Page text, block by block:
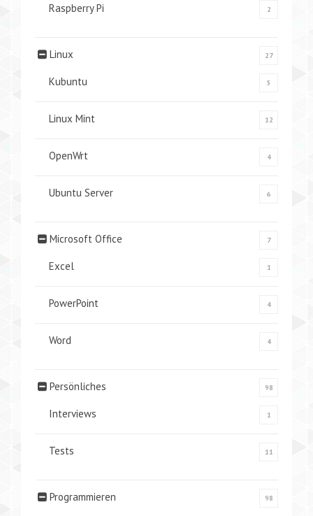
Raspberry Pi 2
Linux 27
Kubuntu 5
Linux Mint 12
OpenWrt 4
Ubuntu Server 6
Microsoft Office 7
Excel 1
PowerPoint 4
Word 4
Persönliches 98
Interviews 1
Tests 11
Programmieren 98